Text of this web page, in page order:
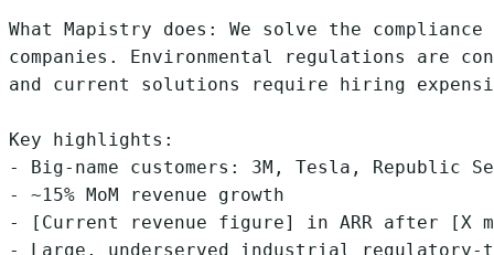
What Mapistry does: We solve the
companies. Environmental regulations are
and current solutions require hiring
Key highlights:
- Big-name customers: 3M, Tesla, Republic
- ~15% MoM revenue growth
- [Current revenue figure] in ARR after [X
- Large, underserved industrial regulatory-